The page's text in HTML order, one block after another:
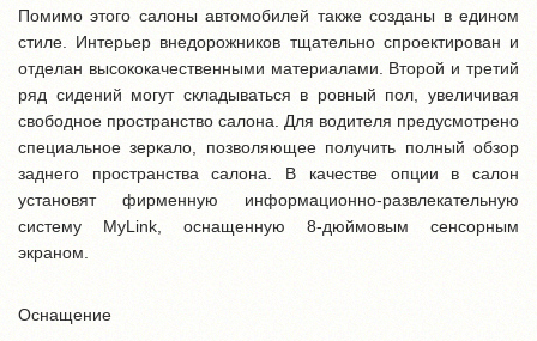
Помимо этого салоны автомобилей также созданы в едином
стиле. Интерьер внедорожников тщательно спроектирован и
отделан высококачественными материалами. Второй и третий
ряд сидений могут складываться в ровный пол, увеличивая
свободное пространство салона. Для водителя предусмотрено
специальное зеркало, позволяющее получить полный обзор
заднего пространства салона. В качестве опции в салон
установят фирменную информационно-развлекательную
систему MyLink, оснащенную 8-дюймовым сенсорным
экраном.
Оснащение